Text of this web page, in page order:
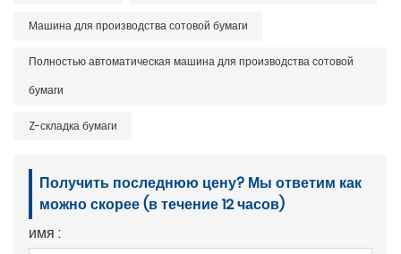
Машина для производства сотовой бумаги
Полностью автоматическая машина для производства сотовой
бумаги
Z-складка бумаги
Получить последнюю цену? Мы ответим как
можно скорее (в течение 12 часов)
имя :